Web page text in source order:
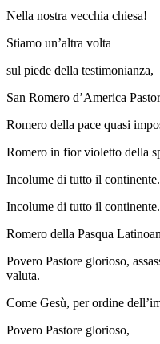
Nella nostra vecchia chiesa!
Stiamo un’altra volta
sul piede della testimonianza,
San Romero d’America
Romero della pace quasi
Romero in fior violetto della
Incolume di tutto il continente.
Incolume di tutto il continente.
Romero della Pasqua
Povero Pastore glorioso,
valuta.
Come Gesù, per ordine
Povero Pastore glorioso,